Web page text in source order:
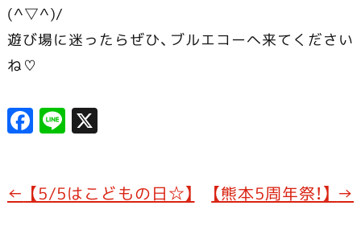
(^▽^)/
遊び場に迷ったらぜひ、ブルエコーへ来てください
ね♡
F
a
e
Li
n
X
← 【5/5はこどもの日☆】 【熊本5周年祭！】 →